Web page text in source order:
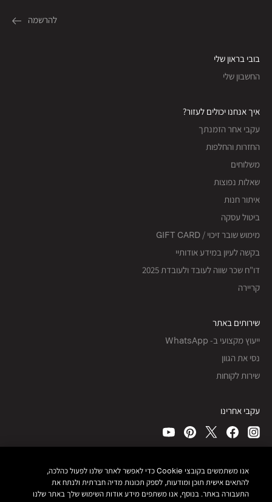
בובי בראון שלי
החשבון שלי
איך אנחנו יכולים לעזור?
עקבי אחר הזמנתך
החזרות והחלפות
משלוחים
שאלות נפוצות
איתור חנות
ביטול עסקה
מימוש שובר זיכוי / GIFT CARD
בקשה לעיון במידע אודותיי
דו"ח שכר שווה לעובד ולעובדת 2025
קריירה
שירותים באתר
ייעוץ מקצועי ב- WhatsApp
נסי את הגוון
שירות לקוחות
עקבי אחרינו
כל הזכויות שמורות, © Bobbi Brown Professional Cosmetics, Inc.
תנאי שימוש ותקנון האתר
מדיניות פרטיות
אנו משתמשים בקובצי Cookie כדי לאפשר לאתר שלנו לפעול כהלכה,
להתאים אישית תוכן ומודעות, לספק תכונות מדיה חברתית ולנתח את
התעבורה באתר. בנוסף, אנו משתפים מידע אודות השימוש שלך באתר שלנו